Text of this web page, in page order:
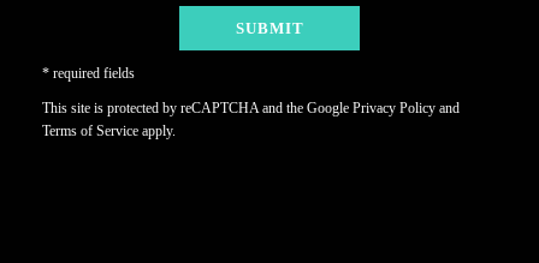
* required fields
This site is protected by reCAPTCHA and the Google Privacy Policy and
Terms of Service apply.